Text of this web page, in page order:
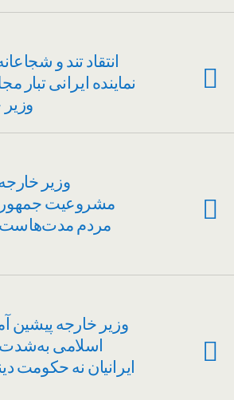
انتقاد تند و
نماینده ایرانی تبار
وزیر خارجه
مشروعیت
مردم مدت‌هاست
وزیر خارجه پیشین
اسلامی
ایرانیان نه حکومت